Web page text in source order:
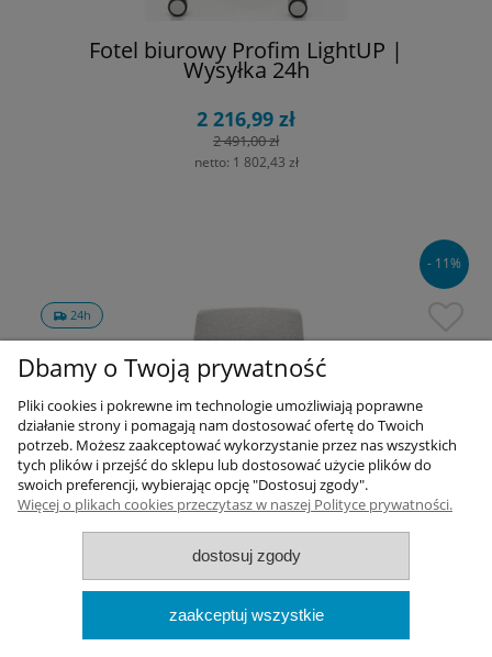
Fotel biurowy Profim LightUP |
Wysyłka 24h
2 216,99 zł
2 491,00 zł
netto: 1 802,43 zł
24h
- 11%
Dbamy o Twoją prywatność
Pliki cookies i pokrewne im technologie umożliwiają poprawne
działanie strony i pomagają nam dostosować ofertę do Twoich
potrzeb. Możesz zaakceptować wykorzystanie przez nas wszystkich
tych plików i przejść do sklepu lub dostosować użycie plików do
swoich preferencji, wybierając opcję "Dostosuj zgody".
Więcej o plikach cookies przeczytasz w naszej Polityce prywatności.
dostosuj zgody
zaakceptuj wszystkie